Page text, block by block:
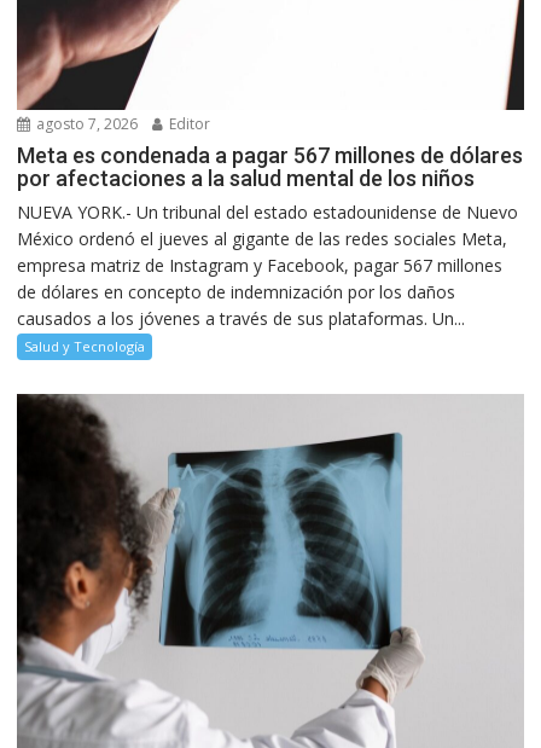
agosto 7, 2026 Editor
Meta es condenada a pagar 567 millones de dólares
por afectaciones a la salud mental de los niños
NUEVA YORK.- Un tribunal del estado estadounidense de Nuevo
México ordenó el jueves al gigante de las redes sociales Meta,
empresa matriz de Instagram y Facebook, pagar 567 millones
de dólares en concepto de indemnización por los daños
causados a los jóvenes a través de sus plataformas. Un...
Salud y Tecnología